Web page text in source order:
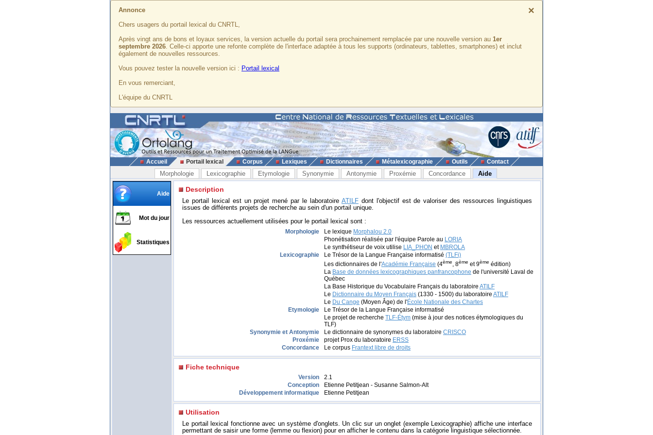
×
Annonce
Chers usagers du portail lexical du CNRTL,
Après vingt ans de bons et loyaux services, la version actuelle du portail sera prochainement remplacée par une nouvelle version au 1er
septembre 2026. Celle-ci apporte une refonte complète de l'interface adaptée à tous les supports (ordinateurs, tablettes, smartphones) et inclut
également de nouvelles ressources.
Vous pouvez tester la nouvelle version ici : Portail lexical
En vous remerciant,
L'équipe du CNRTL
Accueil Portail lexical Corpus Lexiques Dictionnaires Métalexicographie Outils Contact
Morphologie Lexicographie Etymologie Synonymie Antonymie Proxémie Concordance Aide
Aide
Mot du jour
Statistiques
Description
Le portail lexical est un projet mené par le laboratoire ATILFdont l'objectif est de valoriser des ressources linguistiques
issues de différents projets de recherche au sein d'un portail unique.
Les ressources actuellement utilisées pour le portail lexical sont :
Morphologie
Le lexique Morphalou 2.0
Phonétisation réalisée par l'équipe Parole au LORIA
Le synthétiseur de voix utilise LIA_PHON et MBROLA
Lexicographie
Le Trésor de la Langue Française informatisé (TLFi)
Les dictionnaires de l'Académie Française (4ème, 8ème et 9ème édition)
La Base de données lexicographiques panfrancophone de l'université Laval de
Québec
La Base Historique du Vocabulaire Français du laboratoire ATILF
Le Dictionnaire du Moyen Français (1330 - 1500) du laboratoire ATILF
Le Du Cange (Moyen Âge) de l'École Nationale des Chartes
Etymologie
Le Trésor de la Langue Française informatisé
Le projet de recherche TLF-Étym (mise à jour des notices étymologiques du
TLF)
Synonymie et Antonymie
Le dictionnaire de synonymes du laboratoire CRISCO
Proxémie
projet Prox du laboratoire ERSS
Concordance
Le corpus Frantext libre de droits
Fiche technique
Version
2.1
Conception
Etienne Petitjean - Susanne Salmon-Alt
Développement informatique
Etienne Petitjean
Utilisation
Le portail lexical fonctionne avec un système d'onglets. Un clic sur un onglet (exemple Lexicographie) affiche une interface
permettant de saisir une forme (lemme ou flexion) pour en afficher le contenu dans la catégorie linguistique sélectionnée.